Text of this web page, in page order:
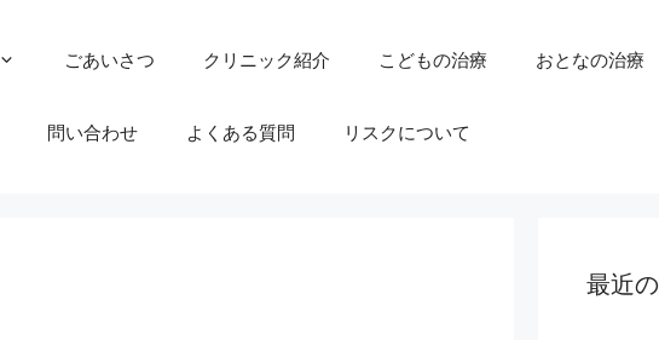
ごあいさつ クリニック紹介 こどもの治療 おとなの治療
問い合わせ よくある質問 リスクについて
最近